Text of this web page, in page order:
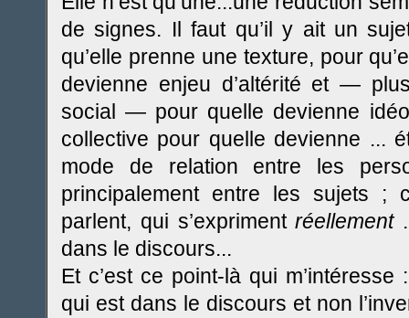
de signes. Il faut qu’il y ait un
qu’elle prenne une texture, pour
devienne enjeu d’altérité et —
social — pour quelle devienne
collective pour quelle devienne ...
mode de relation entre les
principalement entre les sujets ;
parlent, qui s’exprimentréellement
dans le discours...
Et c’est ce point-là qui
qui est dans le discours et non